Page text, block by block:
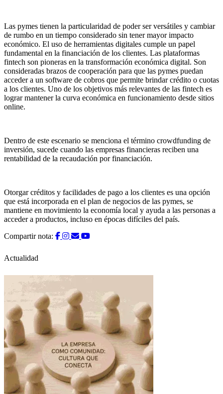
Las pymes tienen la particularidad de poder ser versátiles y cambiar
de rumbo en un tiempo considerado sin tener mayor impacto
económico. El uso de herramientas digitales cumple un papel
fundamental en la financiación de los clientes. Las plataformas
fintech son pioneras en la transformación económica digital. Son
consideradas brazos de cooperación para que las pymes puedan
acceder a un software de cobros que permite brindar crédito o cuotas
a los clientes. Uno de los objetivos más relevantes de las fintech es
lograr mantener la curva económica en funcionamiento desde sitios
online.
Dentro de este escenario se menciona el término crowdfunding de
inversión, sucede cuando las empresas financieras reciben una
rentabilidad de la recaudación por financiación.
Otorgar créditos y facilidades de pago a los clientes es una opción
que está incorporada en el plan de negocios de las pymes, se
mantiene en movimiento la economía local y ayuda a las personas a
acceder a productos, incluso en épocas difíciles del país.
Compartir nota:
Actualidad